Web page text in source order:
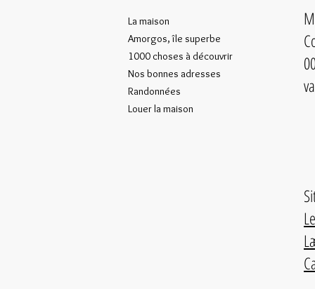
La maison
Amorgos, île superbe
1000 choses à découvrir
Nos bonnes adresses
Randonnées
Louer la maison